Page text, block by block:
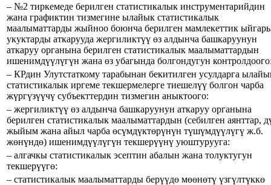
– №2 тиркемеде берилген статистикалык инструментарийдин
жана графиктин тизмегине ылайык статистикалык
маалыматтарды жыйноо боюнча берилген мамлекеттик
укуктарды аткарууда жергиликтүү өз алдынча башкаруунун
аткаруу органына берилген статистикалык маалыматтардын
ишенимдүүлүгүн жана өз убагында болгондугун
– КРдин Улутстаткому тарабынан бекитилген усулдарга
статистикалык иргеме текшермелерге тиешелүү болгон чарба
жүргүзүүчү субъекттердин тизмегин аныктоого:
– жергиликтүү өз алдынча башкаруунун аткаруу органына
берилген статистикалык маалыматтардын (себилген аянттар,
жыйым жана айыл чарба өсүмдүктөрүнүн түшүмдүүлүгү ж.б.
жөнүндө) ишенимдүүлүгүн текшерүүнү уюштурууга:
– алгачкы статистикалык эсептин абалын жана толуктугун
текшерүүгө:
– статистикалык маалыматтарды берүүдө мөөнөтү үзгүлтүккө